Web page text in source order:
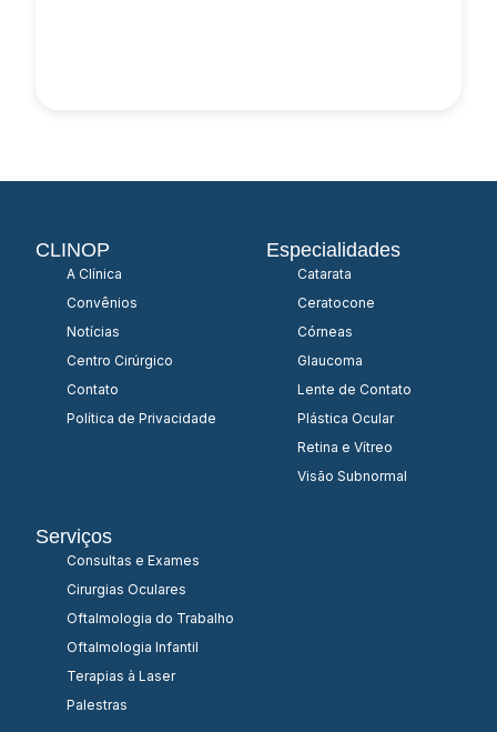
CLINOP
A Clínica
Convênios
Notícias
Centro Cirúrgico
Contato
Política de Privacidade
Especialidades
Catarata
Ceratocone
Córneas
Glaucoma
Lente de Contato
Plástica Ocular
Retina e Vítreo
Visão Subnormal
Serviços
Consultas e Exames
Cirurgias Oculares
Oftalmologia do Trabalho
Oftalmologia Infantil
Terapias à Laser
Palestras